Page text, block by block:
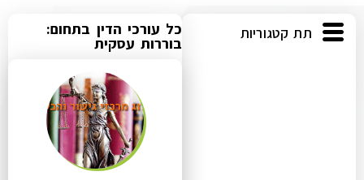
תת קטגוריות כל עורכי הדין בתחום:
בוררות עסקית